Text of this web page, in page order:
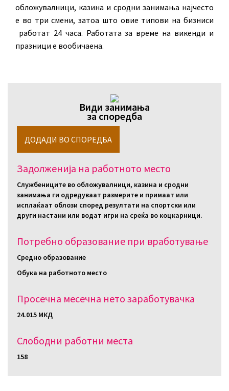
обложувалници, казина и сродни занимања најчесто
е во три смени, затоа што овие типови на бизниси
работат 24 часа. Работата за време на викенди и
празници е вообичаена.
Види занимања
за споредба
Задолженија на работното место
Службениците во обложувалници, казина и сродни
занимања ги одредуваат размерите и примаат или
исплаќаат облози според резултати на спортски или
други настани или водат игри на среќа во коцкарници.
Потребно образование при вработување
Средно образование
Обука на работното место
Просечна месечна нето заработувачка
24.015 МКД
Слободни работни местa
158